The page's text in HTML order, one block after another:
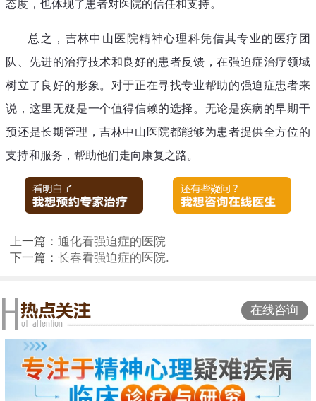
态度，也体现了患者对医院的信任和支持。
总之，吉林中山医院精神心理科凭借其专业的医疗团
队、先进的治疗技术和良好的患者反馈，在强迫症治疗领域
树立了良好的形象。对于正在寻找专业帮助的强迫症患者来
说，这里无疑是一个值得信赖的选择。无论是疾病的早期干
预还是长期管理，吉林中山医院都能够为患者提供全方位的
支持和服务，帮助他们走向康复之路。
上一篇： 通化看强迫症的医院
下一篇： 长春看强迫症的医院.
在线咨询